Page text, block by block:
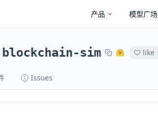
产品 模型广场
blockchain-sim like
Issues